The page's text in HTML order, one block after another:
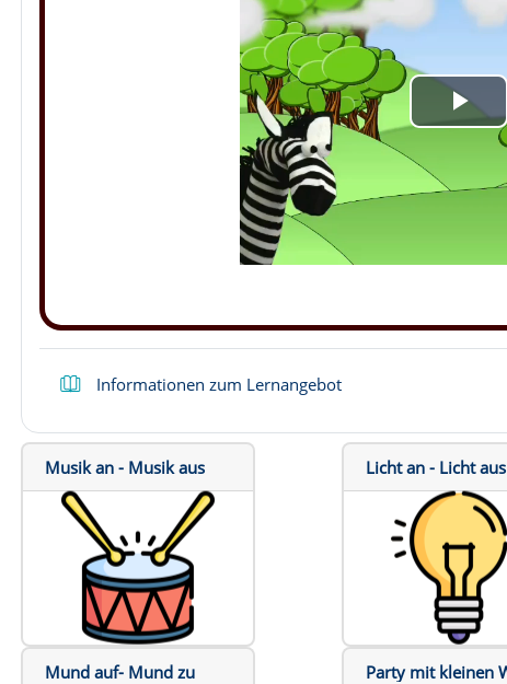
V
e
o
b
s
p
i
e
l
Informationen zum LernangebotBuch
Musik an - Musik aus Licht an - Licht aus
Mund auf- Mund zu